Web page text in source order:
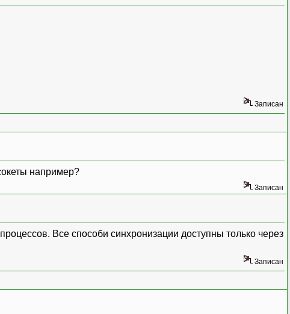
Записан
например?
Записан
Все способи синхронизации доступны только через
Записан